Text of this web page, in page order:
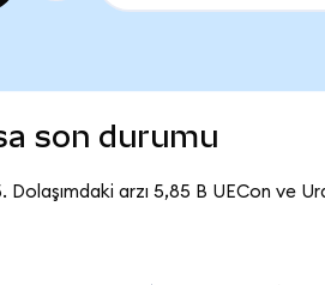
son durumu
arzı 5,85 B UECon ve